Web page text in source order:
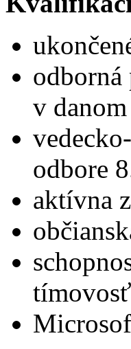
v
odbore
aktívna